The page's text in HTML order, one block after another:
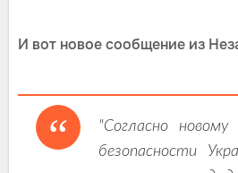
И вот новое сообщение из
"Согласно
безопасности